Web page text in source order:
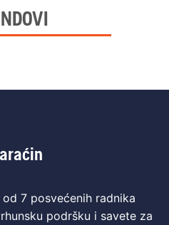
7 posvećenih radnika
podršku i savete za